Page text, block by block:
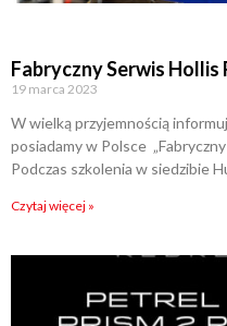
Fabryczny Serwis Hollis
19 marca 2023
W wielką przyjemnością
posiadamy w Polsce
Podczas szkolenia w siedzibie
Czytaj więcej »